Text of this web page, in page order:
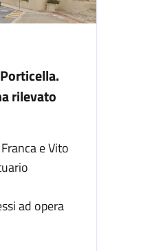
rilevato
e Vito
ad opera